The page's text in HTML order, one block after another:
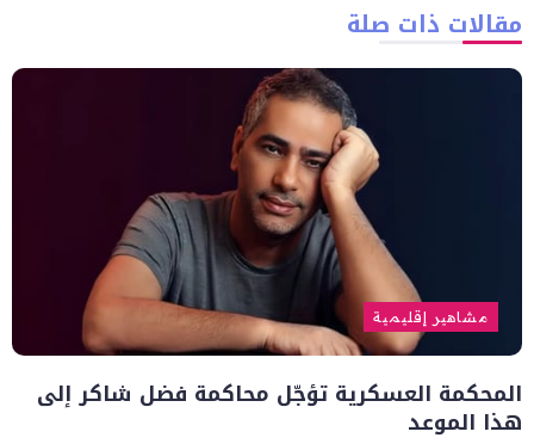
مقالات ذات صلة
مشاهير إقليمية
المحكمة العسكرية تؤجّل محاكمة فضل شاكر إلى
هذا الموعد